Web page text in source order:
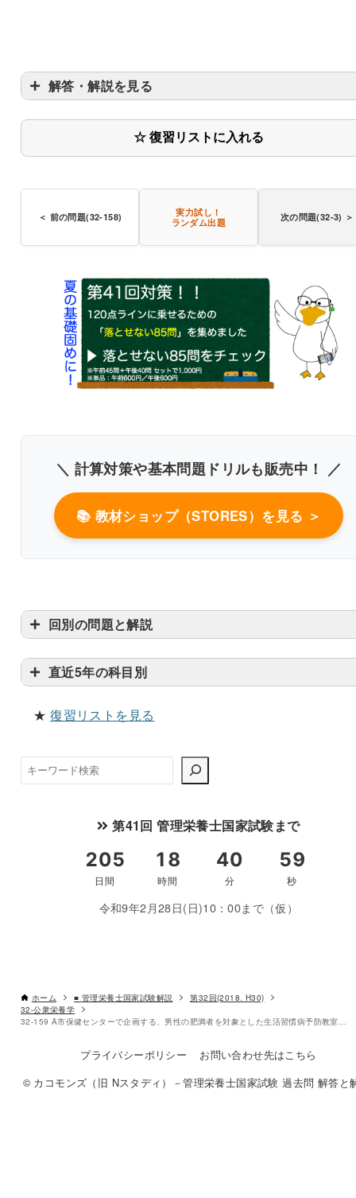
解答・解説を見る
〇
書き込みしやすいレイアウト
改行過去問を見る
☆ 復習リストに入れる
＜ 前の問題(32-158)
実力試し！
ランダム出題
次の問題(32-3) ＞
＼ 計算対策や基本問題ドリルも販売中！ ／
📚 教材ショップ（STORES）を見る ＞
回別の問題と解説
直近5年の科目別
★復習リストを見る
検
索
第41回 管理栄養士国家試験まで
令和9年2月28日(日)10：00まで（仮）
ホーム ■ 管理栄養士国家試験解説
第32回(2018. H30)
32-公衆栄養学
プライバシーポリシー
お問い合わせ先はこちら
© カコモンズ（旧 Nスタディ）－管理栄養士国家試験 過去問 解答と